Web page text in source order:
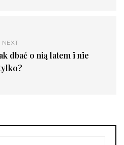
NEXT
dbać o nią latem i nie